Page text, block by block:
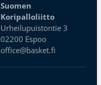
Suomen
Koripalloliitto
Urheilupuistontie 3
02200 Espoo
office@basket.fi